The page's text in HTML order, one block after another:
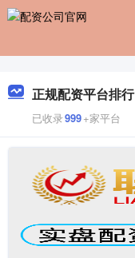
正规配资平台排行
已收录999+家平台